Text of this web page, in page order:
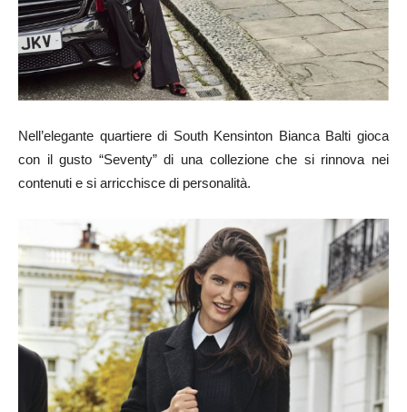
Nell’elegante quartiere di South Kensinton Bianca Balti gioca
con il gusto “Seventy” di una collezione che si rinnova nei
contenuti e si arricchisce di personalità.